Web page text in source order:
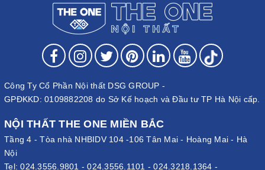
Công Ty Cổ Phần Nội thất DSG GROUP -
GPĐKKD: 0109882208 do Sở Kế hoạch và Đầu tư TP Hà Nội cấp.
NỘI THẤT THE ONE MIỀN BẮC
Tầng 4 - Tòa nhà NHBIDV 104 -106 Tân Mai - Hoàng Mai - Hà
Nội
Tel:024.3556.9801 -024.3556.1101 -024.3218.1364 -